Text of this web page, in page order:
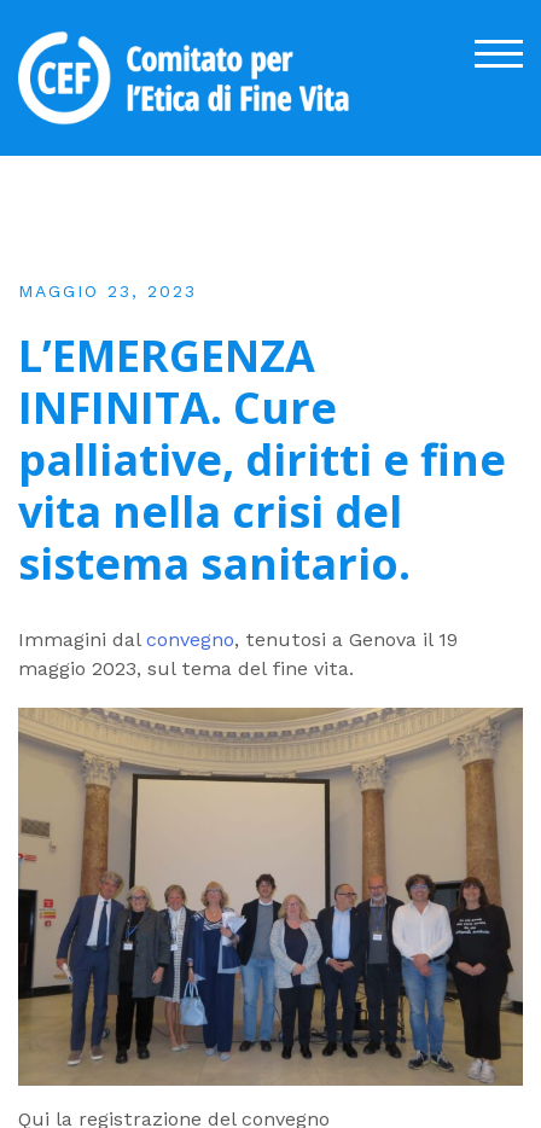
content
MAGGIO 23, 2023
L’EMERGENZA
INFINITA. Cure
palliative, diritti e fine
vita nella crisi del
sistema sanitario.
Immagini dal convegno, tenutosi a Genova il 19
maggio 2023, sul tema del fine vita.
Qui la registrazione del convegno